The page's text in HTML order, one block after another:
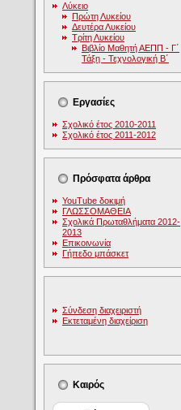
Λύκειο
Πρώτη Λυκείου
Δευτέρα Λυκείου
Τρίτη Λυκείου
Βιβλίο Μαθητή ΑΕΠΠ - Γ΄
Τάξη - Τεχνολογική Β΄
Εργασίες
Σχολικό έτος 2010-2011
Σχολικό έτος 2011-2012
Πρόσφατα άρθρα
YouTube δοκιμή
ΓΛΩΣΣΟΜΑΘΕΙΑ
Σχολικά Πρωταθλήματα 2012-
2013
Επικοινωνία
Γήπεδο μπάσκετ
Σύνδεση διαχειριστή
Εκτεταμένη διαχείριση
Καιρός